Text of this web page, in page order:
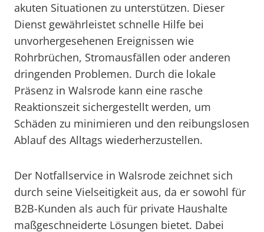
akuten Situationen zu unterstützen. Dieser
Dienst gewährleistet schnelle Hilfe bei
unvorhergesehenen Ereignissen wie
Rohrbrüchen, Stromausfällen oder anderen
dringenden Problemen. Durch die lokale
Präsenz in Walsrode kann eine rasche
Reaktionszeit sichergestellt werden, um
Schäden zu minimieren und den reibungslosen
Ablauf des Alltags wiederherzustellen.
Der Notfallservice in Walsrode zeichnet sich
durch seine Vielseitigkeit aus, da er sowohl für
B2B-Kunden als auch für private Haushalte
maßgeschneiderte Lösungen bietet. Dabei